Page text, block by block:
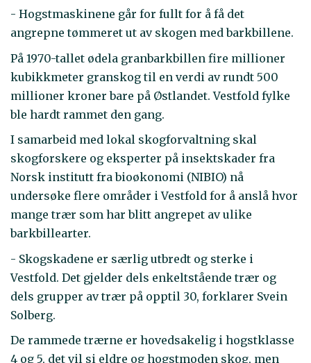
- Hogstmaskinene går for fullt for å få det
angrepne tømmeret ut av skogen med barkbillene.
På 1970-tallet ødela granbarkbillen fire millioner
kubikkmeter granskog til en verdi av rundt 500
millioner kroner bare på Østlandet. Vestfold fylke
ble hardt rammet den gang.
I samarbeid med lokal skogforvaltning skal
skogforskere og eksperter på insektskader fra
Norsk institutt fra bioøkonomi (NIBIO) nå
undersøke flere områder i Vestfold for å anslå hvor
mange trær som har blitt angrepet av ulike
barkbillearter.
- Skogskadene er særlig utbredt og sterke i
Vestfold. Det gjelder dels enkeltstående trær og
dels grupper av trær på opptil 30, forklarer Svein
Solberg.
De rammede trærne er hovedsakelig i hogstklasse
4 og 5, det vil si eldre og hogstmoden skog, men